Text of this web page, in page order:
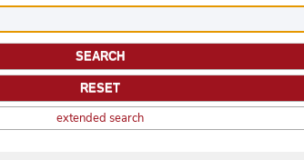
extended search